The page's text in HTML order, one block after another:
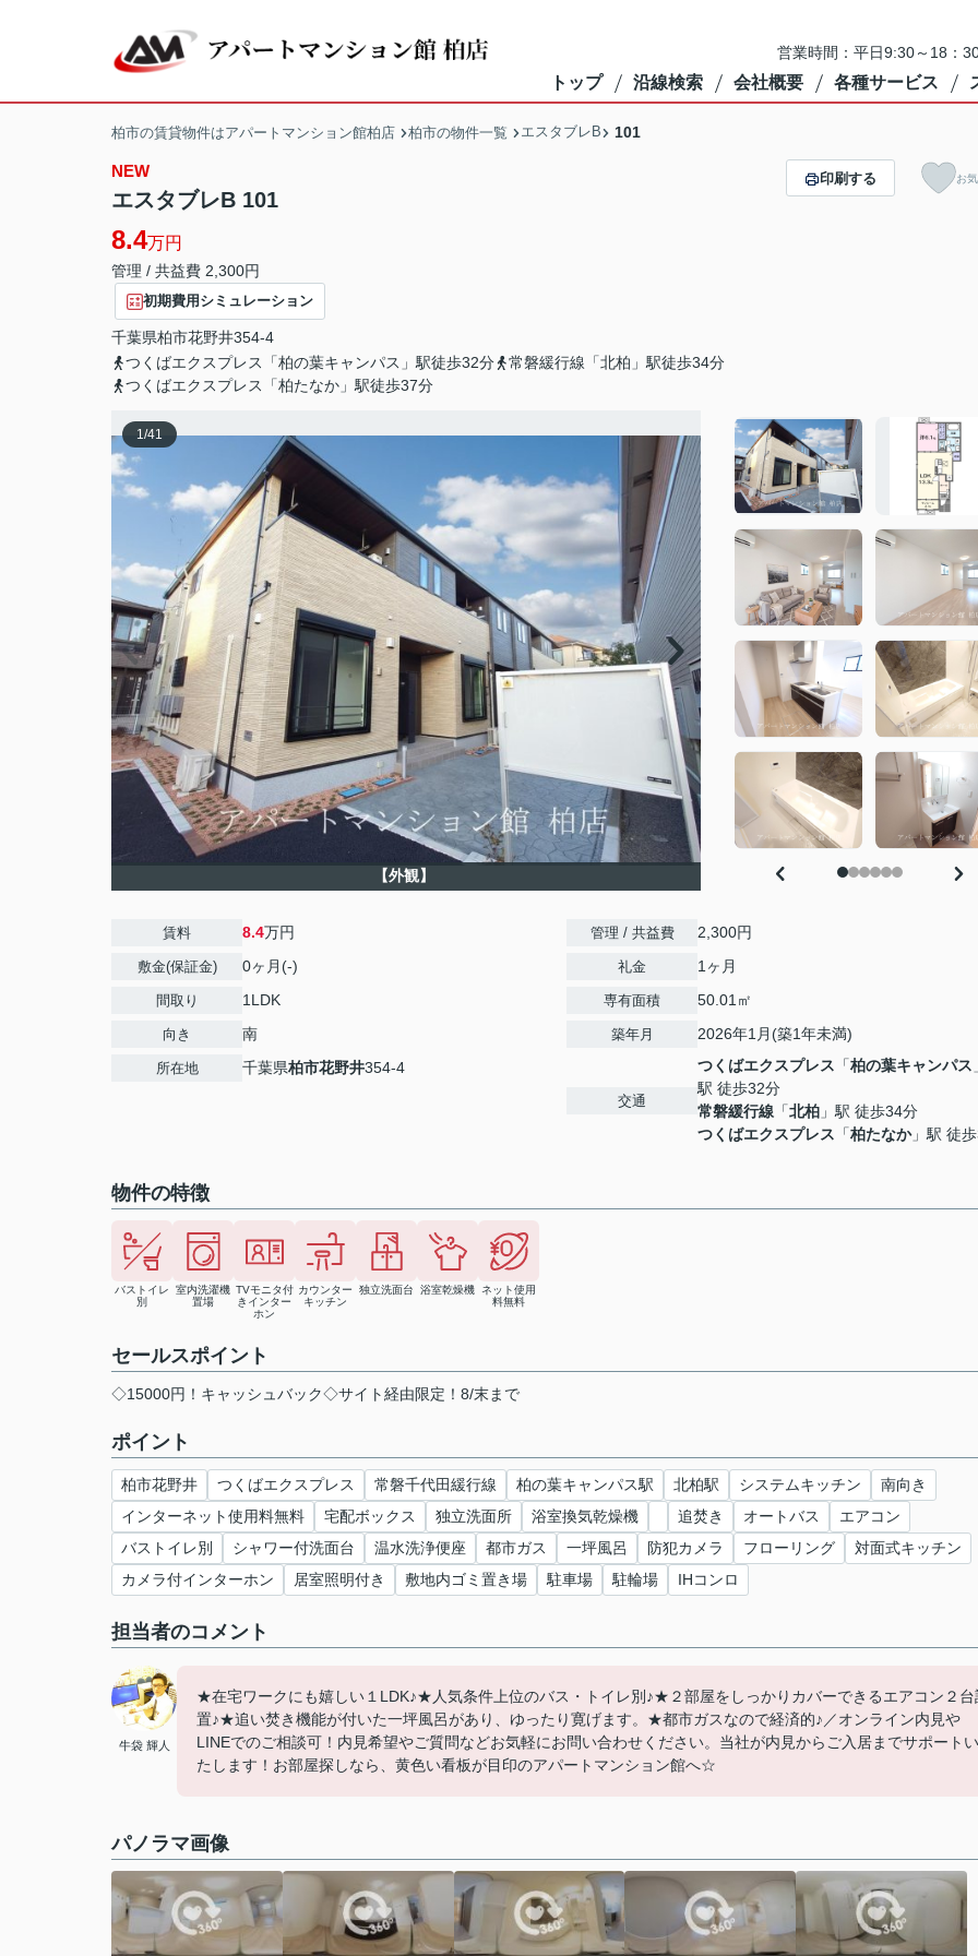
営業時間：平日9:30～18
トップ 沿線検索 会社概要 各種サービス
柏市の賃貸物件はアパートマンション館柏店 柏市の物件一覧 エスタブレB 101
NEW
エスタブレB 101
8.4万円
管理 / 共益費 2,300円
初期費用シミュレーション
千葉県柏市花野井354-4
つくばエクスプレス「柏の葉キャンパス」駅徒歩32分
常磐緩行線「北柏」駅徒歩34分
つくばエクスプレス「柏たなか」駅徒歩37分
印刷する お
1/41
【外観】
賃料 8.4万円
敷金(保証金) 0ヶ月(-)
間取り 1LDK
向き 南
所在地 千葉県柏市花野井354-4
管理 / 共益費 2,300円
礼金 1ヶ月
専有面積 50.01㎡
築年月 2026年1月(築1年未満)
交通
つくばエクスプレス 「柏の葉キャンパス
駅 徒歩32分
常磐緩行線 「北柏 」駅 徒歩34分
つくばエクスプレス 「柏たなか」駅 徒
物件の特徴
バストイレ
別
室内洗濯機
置場
TVモニタ付
きインター
ホン
カウンター
キッチン
独立洗面台 浴室乾燥機 ネット使用
料無料
セールスポイント
◇15000円！キャッシュバック◇サイト経由限定！8/末まで
ポイント
柏市花野井 つくばエクスプレス 常磐千代田緩行線 柏の葉キャンパス駅 北柏駅 システムキッチン
南向き
インターネット使用料無料
宅配ボックス 独立洗面所 浴室換気乾燥機 追焚き オートバス
エアコン
バストイレ別
シャワー付洗面台 温水洗浄便座 都市ガス 一坪風呂 防犯カメラ フローリング
対面式キッチン
カメラ付インターホン
居室照明付き 敷地内ゴミ置き場 駐車場 駐輪場 IHコンロ
担当者のコメント
牛袋 輝人
★在宅ワークにも嬉しい１LDK♪★人気条件上位のバス・トイレ別♪★２部屋をしっかりカバーできるエアコン２台
置♪★追い焚き機能が付いた一坪風呂があり、ゆったり寛げます。★都市ガスなので経済的♪／オンライン内見や
LINEでのご相談可！内見希望やご質問などお気軽にお問い合わせください。当社が内見からご入居までサポートい
たします！お部屋探しなら、黄色い看板が目印のアパートマンション館へ☆
パノラマ画像